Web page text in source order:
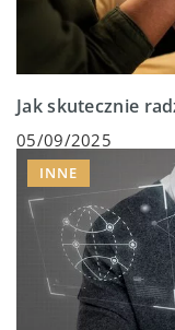
Jak skutecznie
05/09/2025
INNE